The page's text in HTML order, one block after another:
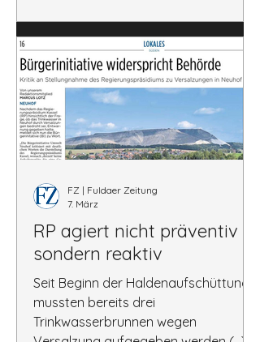
der Kalihalde Neuhof, die sich mit
Beginn des erweiterten Monitorings
seit 2010 aufzeigen, sowie di
RP agiert nicht präventiv
sondern reaktiv
Seit Beginn der Haldenaufschüttung
mussten bereits drei
Trinkwasserbrunnen wegen
FZ | Fuldaer Zeitung
7. März